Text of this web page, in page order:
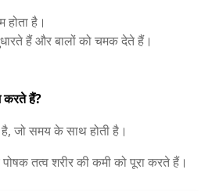
होता है।
हैं और बालों को चमक देते हैं।
हैं?
जो समय के साथ होती है।
तत्व शरीर की कमी को पूरा करते हैं।